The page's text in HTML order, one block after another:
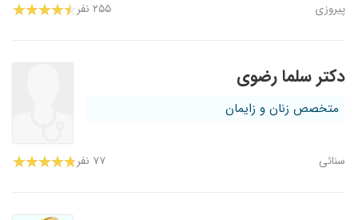
پیروزی ۲۵۵ نفر
دکتر سلما رضوی
متخصص زنان و زایمان
سنائی ۷۷ نفر